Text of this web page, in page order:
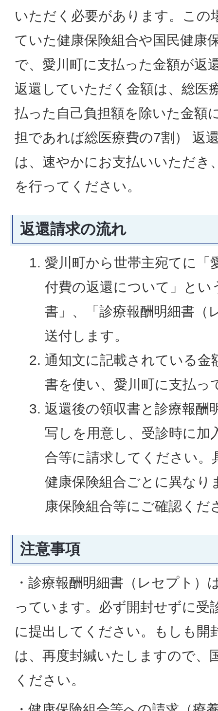
いただく必要があります。この
ていた健康保険組合や国民健康
で、愛川町に支払った金額が返
返還していただく金額は、総医
払った自己負担額を除いた金額
担であれば総医療費の7割） 返
は、速やかにお支払いいただき
を行ってください。
返還請求の流れ
愛川町から世帯主宛てに「
付費の返還について」とい
書」、「診療報酬明細書（
送付します。
通知文に記載されている金
書を使い、愛川町に支払っ
返還後の領収書と診療報酬
写しを用意し、受診時に加
合等に請求してください。
健康保険組合ごとに異なり
康保険組合等にご確認くだ
注意事項
・診療報酬明細書（レセプト）
っています。必ず開封せずに受
に提出してください。もしも開
は、再度封緘いたしますので、
ください。